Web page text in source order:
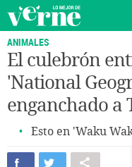
ANIMALES
El culebrón
'National
enganchado a
Esto en 'Waku